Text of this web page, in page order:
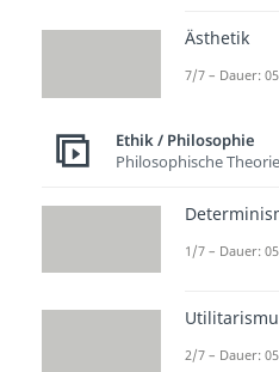
außerdem
aus allen
Dafür ist es
Beweggründe
Statt sich
wie
solltest du
langfristig
Ästhetik
7/7 – Dauer:
Ethik / Philosophie
Philosophische
1/7 – Dauer:
2/7 – Dauer: